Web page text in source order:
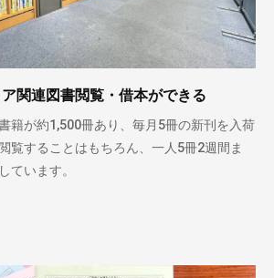
関連図書閲覧・借本ができる
籍が約1,500冊あり、毎月5冊の新刊を入荷
覧することはもちろん、一人5冊2週間ま
ています。